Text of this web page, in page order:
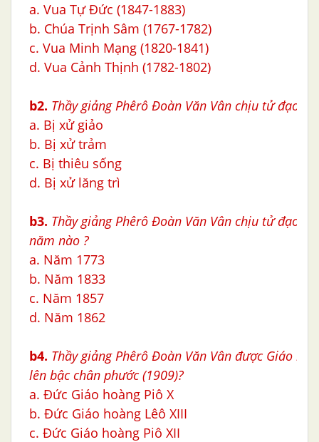
a. Vua Tự Đức (1847-1883)
b. Chúa Trịnh Sâm (1767-1782)
c. Vua Minh Mạng (1820-1841)
d. Vua Cảnh Thịnh (1782-1802)
b2. Thầy giảng Phêrô Ðoàn Văn Vân chịu tử đạo
a. Bị xử giảo
b. Bị xử trảm
c. Bị thiêu sống
d. Bị xử lăng trì
b3. Thầy giảng Phêrô Ðoàn Văn Vân chịu tử đạo
năm nào ?
a. Năm 1773
b. Năm 1833
c. Năm 1857
d. Năm 1862
b4. Thầy giảng Phêrô Ðoàn Văn Vân được Giáo
lên bậc chân phước (1909)?
a. Đức Giáo hoàng Piô X
b. Đức Giáo hoàng Lêô XIII
c. Đức Giáo hoàng Piô XII